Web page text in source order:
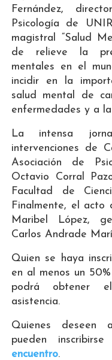
Fernández,
Psicología de
magistral “Salud
de relieve la
mentales en el
incidir en la
salud mental de
enfermedades y a
La intensa
intervenciones de
Asociación de
Octavio Corral
Facultad de
Finalmente, el acto
Maribel López,
Carlos Andrade
Quien se haya
en al menos un
podrá obtener
asistencia.
Quienes deseen
pueden
encuentro.